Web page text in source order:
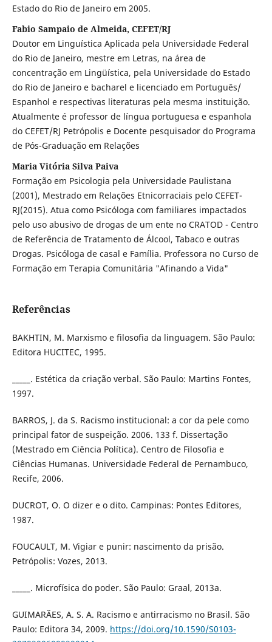
Estado do Rio de Janeiro em 2005.
Fabio Sampaio de Almeida, CEFET/RJ
Doutor em Linguística Aplicada pela Universidade Federal
do Rio de Janeiro, mestre em Letras, na área de
concentração em Lingüística, pela Universidade do Estado
do Rio de Janeiro e bacharel e licenciado em Português/
Espanhol e respectivas literaturas pela mesma instituição.
Atualmente é professor de língua portuguesa e espanhola
do CEFET/RJ Petrópolis e Docente pesquisador do Programa
de Pós-Graduação em Relações
Maria Vitória Silva Paiva
Formação em Psicologia pela Universidade Paulistana
(2001), Mestrado em Relações Etnicorraciais pelo CEFET-
RJ(2015). Atua como Psicóloga com familiares impactados
pelo uso abusivo de drogas de um ente no CRATOD - Centro
de Referência de Tratamento de Álcool, Tabaco e outras
Drogas. Psicóloga de casal e Família. Professora no Curso de
Formação em Terapia Comunitária "Afinando a Vida"
Referências
BAKHTIN, M. Marxismo e filosofia da linguagem. São Paulo:
Editora HUCITEC, 1995.
_____. Estética da criação verbal. São Paulo: Martins Fontes,
1997.
BARROS, J. da S. Racismo institucional: a cor da pele como
principal fator de suspeição. 2006. 133 f. Dissertação
(Mestrado em Ciência Política). Centro de Filosofia e
Ciências Humanas. Universidade Federal de Pernambuco,
Recife, 2006.
DUCROT, O. O dizer e o dito. Campinas: Pontes Editores,
1987.
FOUCAULT, M. Vigiar e punir: nascimento da prisão.
Petrópolis: Vozes, 2013.
_____. Microfísica do poder. São Paulo: Graal, 2013a.
GUIMARÃES, A. S. A. Racismo e antirracismo no Brasil. São
Paulo: Editora 34, 2009. https://doi.org/10.1590/S0103-